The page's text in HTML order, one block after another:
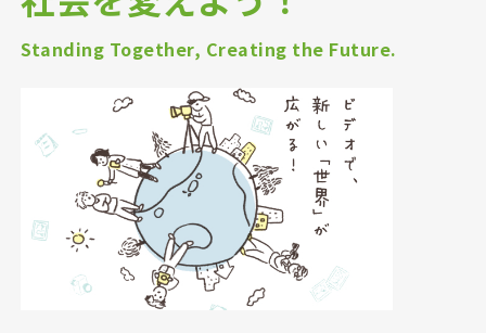
Standing Together, Creating the Future.